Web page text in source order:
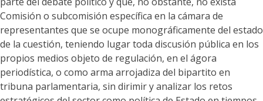
Comisión o subcomisión específica en la cámara de
representantes que se ocupe monográficamente del estado
de la cuestión, teniendo lugar toda discusión pública en los
propios medios objeto de regulación, en el ágora
periodística, o como arma arrojadiza del bipartito en
tribuna parlamentaria, sin dirimir y analizar los retos